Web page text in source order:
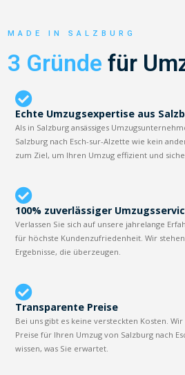
MADE IN SALZBURG
3 Gründe für
Echte Umzugsexpertise aus
Als in Salzburg ansässiges
Salzburg nach Esch-sur-Alzette wie kein
zum Ziel, um Ihren Umzug effizient und
100% zuverlässiger
Verlassen Sie sich auf unsere jahrelange
für höchste Kundenzufriedenheit. Wir
Ergebnisse, die überzeugen.
Transparente Preise
Bei uns gibt es keine versteckten Kosten.
Preise für Ihren Umzug von Salzburg nach
wissen, was Sie erwartet.